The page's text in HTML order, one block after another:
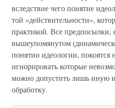
вследствие чего понятие
той «действительности»,
практикой. Все предпосылки,
вышеупомянутом
понятии идеологии,
игнорировать которые
можно допустить лишь иную
обработку.